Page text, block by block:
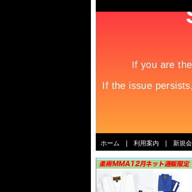
ホーム 利用案内 新規